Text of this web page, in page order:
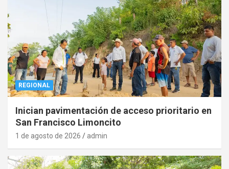
REGIONAL
Inician pavimentación de acceso prioritario en
San Francisco Limoncito
1 de agosto de 2026 admin